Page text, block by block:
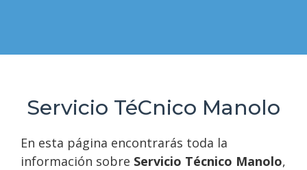
Servicio TéCnico Manolo
En esta página encontrarás toda la
información sobre Servicio Técnico Manolo,